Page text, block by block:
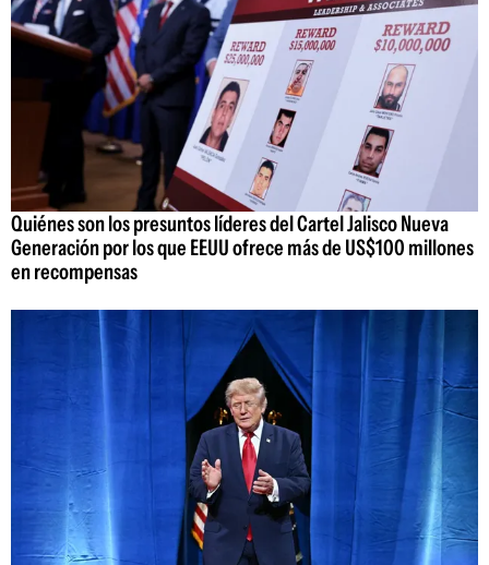
Quiénes son los presuntos líderes del Cartel Jalisco Nueva
Generación por los que EEUU ofrece más de US$100 millones
en recompensas